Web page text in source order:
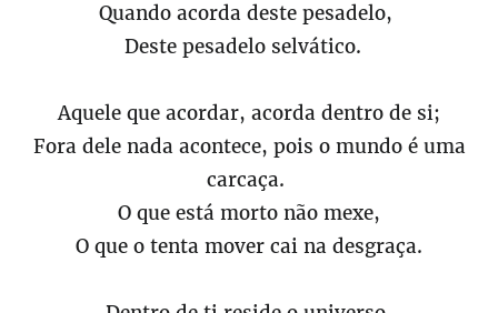
Quando acorda deste pesadelo,
Deste pesadelo selvático.
Aquele que acordar, acorda dentro de si;
Fora dele nada acontece, pois o mundo é uma
carcaça.
O que está morto não mexe,
O que o tenta mover cai na desgraça.